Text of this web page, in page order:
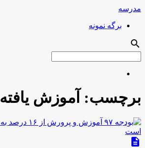
مدرسه
برگه نمونه
search
برچسب: آموزش یافته
description